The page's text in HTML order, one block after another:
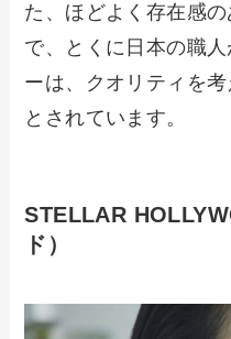
た、ほどよく存在感
で、とくに日本の職
ーは、クオリティを
とされています。
STELLAR
ド）